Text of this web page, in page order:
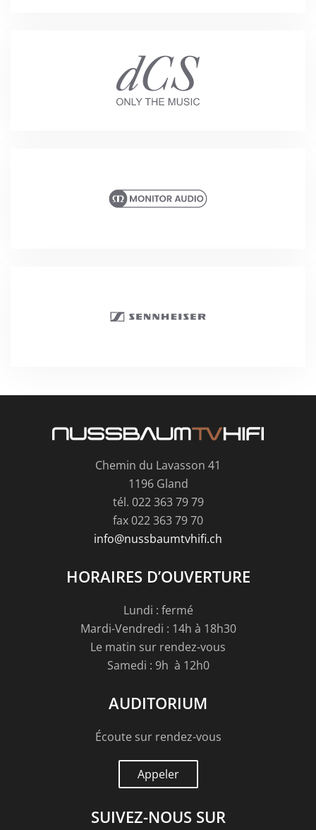
Chemin du Lavasson 41
1196 Gland
tél. 022 363 79 79
fax 022 363 79 70
info@nussbaumtvhifi.ch
HORAIRES D’OUVERTURE
Lundi : fermé
Mardi-Vendredi : 14h à 18h30
Le matin sur rendez-vous
Samedi : 9h à 12h0
AUDITORIUM
Écoute sur rendez-vous
Appeler
SUIVEZ-NOUS SUR